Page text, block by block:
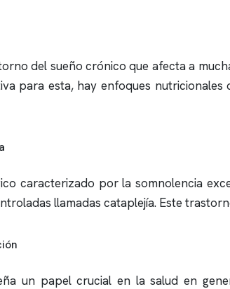
del sueño crónico que afecta a
para esta, hay enfoques
caracterizado por la somnolencia
llamadas cataplejía. Este
un papel crucial en la salud en